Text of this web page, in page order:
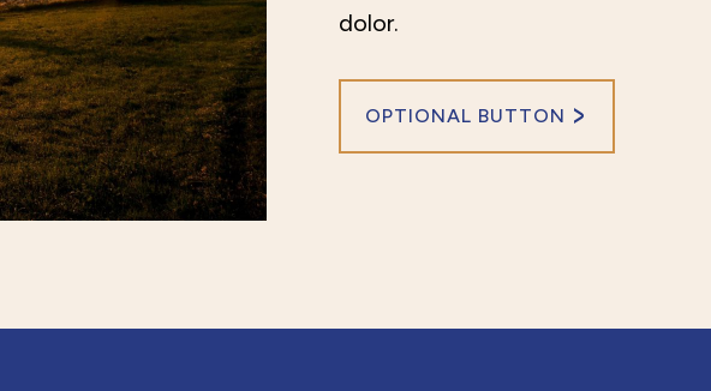
dolor.
OPTIONAL BUTTON